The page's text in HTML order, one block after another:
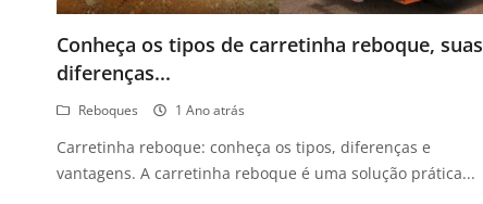
Conheça os tipos de carretinha reboque, suas
diferenças...
Reboques 1 Ano atrás
Carretinha reboque: conheça os tipos, diferenças e
vantagens. A carretinha reboque é uma solução prática...